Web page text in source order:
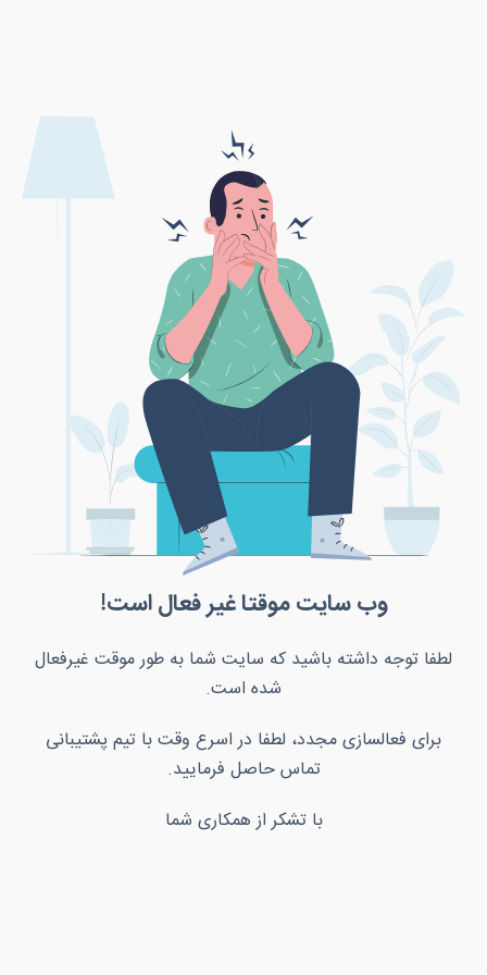
وب سایت موقتا غیر فعال است!
لطفا توجه داشته باشید که سایت شما به طور موقت غیرفعال
شده است.
برای فعالسازی مجدد، لطفا در اسرع وقت با تیم پشتیبانی
تماس حاصل فرمایید.
با تشکر از همکاری شما